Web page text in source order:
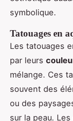
symbolique.
Tatouages en
Les tatouages
par leurs
mélange. Ces
souvent des
ou des
sur la peau.